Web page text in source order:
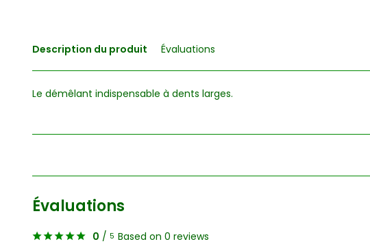
Description du produit Évaluations
Le démêlant indispensable à dents larges.
Évaluations
0 / 5 Based on 0 reviews